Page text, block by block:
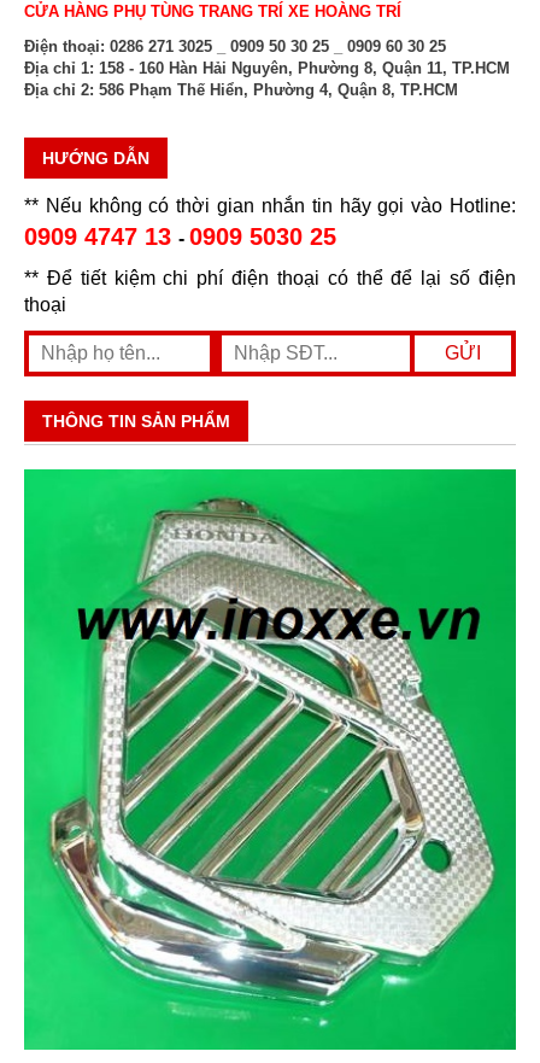
CỬA HÀNG PHỤ TÙNG TRANG TRÍ XE HOÀNG TRÍ
Điện thoại: 0286 271 3025 _ 0909 50 30 25 _ 0909 60 30 25
Địa chỉ 1: 158 - 160 Hàn Hải Nguyên, Phường 8, Quận 11, TP.HCM
Địa chỉ 2: 586 Phạm Thế Hiển, Phường 4, Quận 8, TP.HCM
HƯỚNG DẪN
** Nếu không có thời gian nhắn tin hãy gọi vào Hotline:
0909 4747 13 - 0909 5030 25
** Để tiết kiệm chi phí điện thoại có thể để lại số điện
thoại
THÔNG TIN SẢN PHẨM